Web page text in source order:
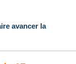
avancer la